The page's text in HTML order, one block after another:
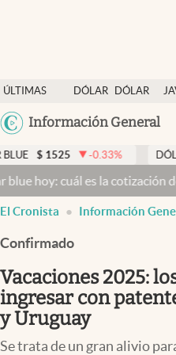
ÚLTIMAS
NOTICIAS
DÓLAR
DÓLAR
Información General
Dólar
Members
Economía y Política
Finanzas y Mercados
Mercados Online
Negocios
Columnistas
Otras secciones
Apertura
-0.33 % DÓLAR TARJETA $
la cotización del sábado 8
El Cronista Información
Confirmado
Vacaciones 2025:
ingresar con
y Uruguay
Se trata de un gran alivio